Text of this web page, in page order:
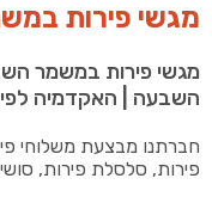
מגשי פירות
מגשי פירות במשמר
השבעה | האקדמיה
חברתנו מבצעת משלוחי
פירות, סלסלת פירות,